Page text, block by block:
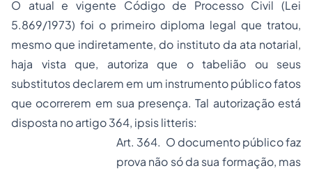
O atual e vigente Código de Processo Civil (Lei
5.869/1973) foi o primeiro diploma legal que tratou,
mesmo que indiretamente, do instituto da ata notarial,
haja vista que, autoriza que o tabelião ou seus
substitutos declarem em um instrumento público fatos
que ocorrerem em sua presença. Tal autorização está
disposta no artigo 364, ipsis litteris:
Art. 364. O documento público faz
prova não só da sua formação, mas